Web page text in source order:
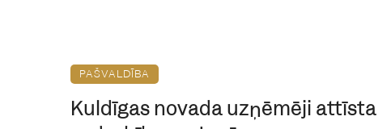
PAŠVALDĪBA
Kuldīgas novada uzņēmēji attīsta